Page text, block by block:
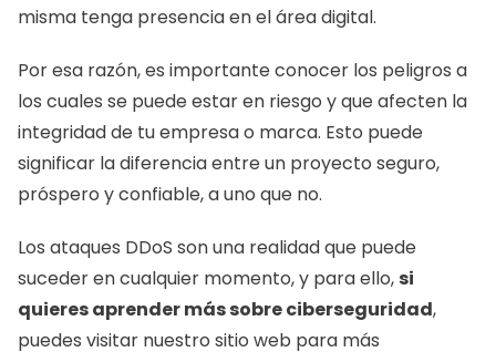
misma tenga presencia en el área digital.
Por esa razón, es importante conocer los peligros a
los cuales se puede estar en riesgo y que afecten la
integridad de tu empresa o marca. Esto puede
significar la diferencia entre un proyecto seguro,
próspero y confiable, a uno que no.
Los ataques DDoS son una realidad que puede
suceder en cualquier momento, y para ello, si
quieres aprender más sobre ciberseguridad,
puedes visitar nuestro sitio web para más